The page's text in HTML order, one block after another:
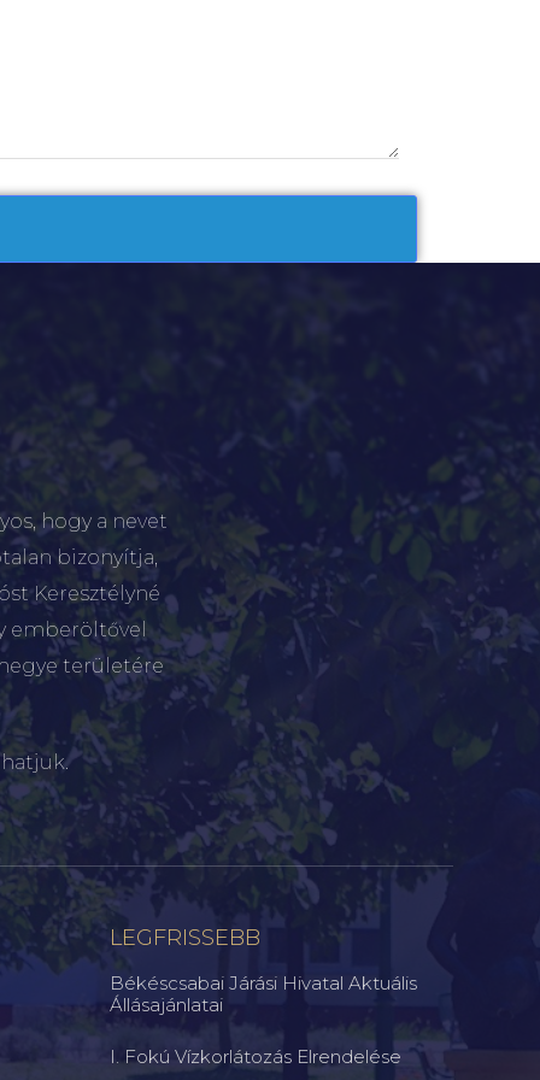
hogy a nevet
bizonyítja,
Keresztélyné
emberöltővel
területére
LEGFRISSEBB
Békéscsabai Járási Hivatal Aktuális
Állásajánlatai
I. Fokú Vízkorlátozás Elrendelése